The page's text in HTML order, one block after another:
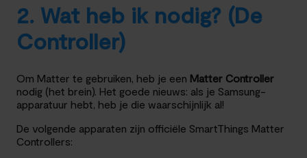
2. Wat heb ik nodig? (De
Controller)
Om Matter te gebruiken, heb je een Matter Controller
nodig (het brein). Het goede nieuws: als je Samsung-
apparatuur hebt, heb je die waarschijnlijk al!
De volgende apparaten zijn officiële SmartThings Matter
Controllers: